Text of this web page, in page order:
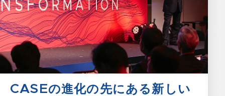
CASEの進化の先にある新しい